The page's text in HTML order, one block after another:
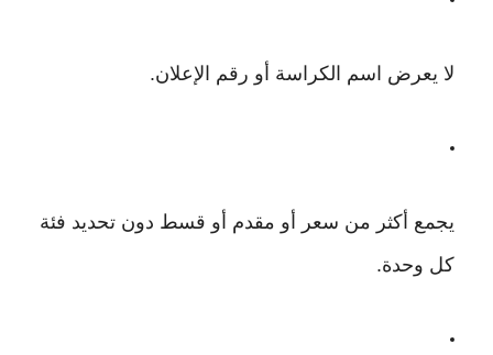
لا يعرض اسم الكراسة أو رقم الإعلان.
يجمع أكثر من سعر أو مقدم أو قسط دون تحديد فئة
كل وحدة.